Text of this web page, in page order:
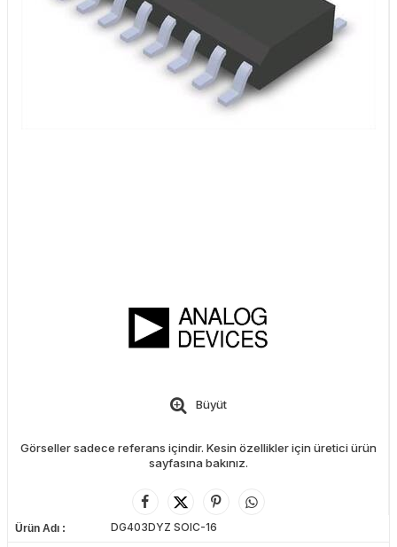
Büyüt
Görseller sadece referans içindir. Kesin özellikler için üretici ürün
sayfasına bakınız.
Ürün Adı DG403DYZ SOIC-16